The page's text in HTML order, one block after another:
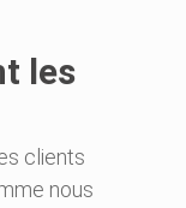
les
clients
nous